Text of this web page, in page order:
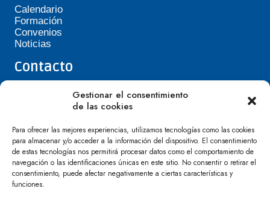
Gestionar el consentimiento
de las cookies
Para ofrecer las mejores experiencias, utilizamos tecnologías como las cookies
para almacenar y/o acceder a la información del dispositivo. El consentimiento
de estas tecnologías nos permitirá procesar datos como el comportamiento de
navegación o las identificaciones únicas en este sitio. No consentir o retirar el
consentimiento, puede afectar negativamente a ciertas características y
funciones.
Calendario
Formación
Convenios
Noticias
Contacto
Teléfono de Asepavi: 623 394 601
asepavi20@gmail.com
Villafranca